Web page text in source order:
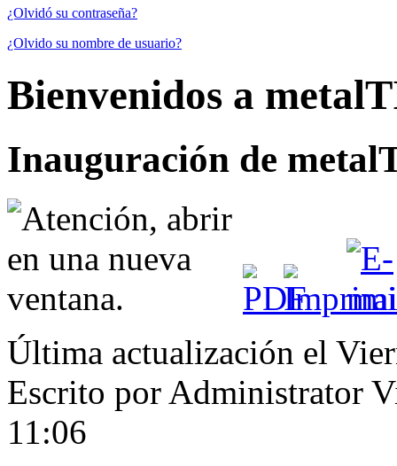
¿Olvidó su contraseña?
¿Olvido su nombre de usuario?
Bienvenidos a
Inauguración de
Última actualización el
Escrito por Administrator
11:06